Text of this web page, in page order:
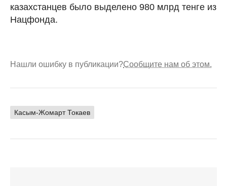
казахстанцев было выделено 980 млрд тенге из
Нацфонда.
Нашли ошибку в публикации?Сообщите нам об этом.
Касым-Жомарт Токаев